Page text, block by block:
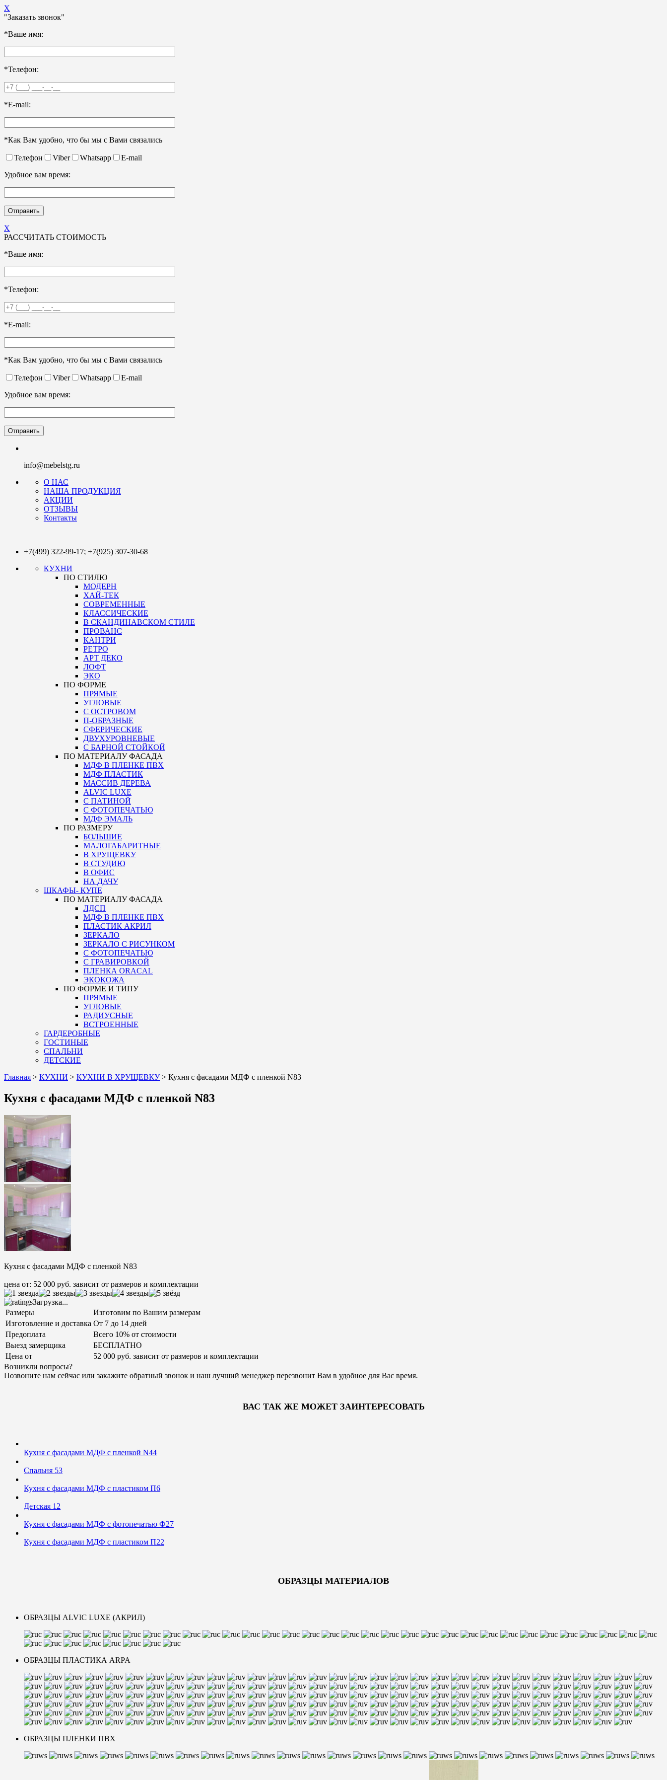
X
"Заказать звонок"
*Ваше имя:
*Телефон:
*E-mail:
*Как Вам удобно, что бы мы с Вами связались
Телефон Viber Whatsapp
E-mail
Удобное вам время:
X
РАССЧИТАТЬ СТОИМОСТЬ
*Ваше имя:
*Телефон:
*E-mail:
*Как Вам удобно, что бы мы с Вами связались
Телефон Viber Whatsapp
E-mail
Удобное вам время:
info@mebelstg.ru
О НАС
НАША ПРОДУКЦИЯ
АКЦИИ
ОТЗЫВЫ
Контакты
+7(499) 322-99-17; +7(925) 307-30-68
КУХНИ
ПО СТИЛЮ
МОДЕРН
ХАЙ-ТЕК
СОВРЕМЕННЫЕ
КЛАССИЧЕСКИЕ
В СКАНДИНАВСКОМ СТИЛЕ
ПРОВАНС
КАНТРИ
РЕТРО
АРТ ДЕКО
ЛОФТ
ЭКО
ПО ФОРМЕ
ПРЯМЫЕ
УГЛОВЫЕ
С ОСТРОВОМ
П-ОБРАЗНЫЕ
СФЕРИЧЕСКИЕ
ДВУХУРОВНЕВЫЕ
С БАРНОЙ СТОЙКОЙ
ПО МАТЕРИАЛУ ФАСАДА
МДФ В ПЛЕНКЕ ПВХ
МДФ ПЛАСТИК
МАССИВ ДЕРЕВА
ALVIC LUXE
С ПАТИНОЙ
С ФОТОПЕЧАТЬЮ
МДФ ЭМАЛЬ
ПО РАЗМЕРУ
БОЛЬШИЕ
МАЛОГАБАРИТНЫЕ
В ХРУЩЕВКУ
В СТУДИЮ
В ОФИС
НА ДАЧУ
ШКАФЫ- КУПЕ
ПО МАТЕРИАЛУ ФАСАДА
ЛДСП
МДФ В ПЛЕНКЕ ПВХ
ПЛАСТИК АКРИЛ
ЗЕРКАЛО
ЗЕРКАЛО С РИСУНКОМ
С ФОТОПЕЧАТЬЮ
С ГРАВИРОВКОЙ
ПЛЕНКА ORACAL
ЭКОКОЖА
ПО ФОРМЕ И ТИПУ
ПРЯМЫЕ
УГЛОВЫЕ
РАДИУСНЫЕ
ВСТРОЕННЫЕ
ГАРДЕРОБНЫЕ
ГОСТИНЫЕ
СПАЛЬНИ
ДЕТСКИЕ
Главная > КУХНИ > КУХНИ В ХРУЩЕВКУ> Кухня с фасадами МДФ с пленкой N83
Кухня с фасадами МДФ с пленкой N83
Кухня с фасадами МДФ с пленкой N83
цена от: 52 000 руб. зависит от размеров и комплектации
Загрузка...
Размеры
Изготовим по Вашим размерам
Изготовление и доставка От 7 до 14 дней
Предоплата
Всего 10% от стоимости
Выезд замерщика
БЕСПЛАТНО
Цена от
52 000 руб. зависит от размеров и комплектации
Возникли вопросы?
Позвоните нам сейчас или закажите обратный звонок и наш лучший менеджер перезвонит Вам в удобное для Вас время.
ВАС ТАК ЖЕ МОЖЕТ ЗАИНТЕРЕСОВАТЬ
Кухня с фасадами МДФ с пленкой N44
Спальня 53
Кухня с фасадами МДФ с пластиком П6
Детская 12
Кухня с фасадами МДФ с фотопечатью Ф27
Кухня с фасадами МДФ с пластиком П22
ОБРАЗЦЫ МАТЕРИАЛОВ
ОБРАЗЦЫ ALVIC LUXE (АКРИЛ)
ОБРАЗЦЫ ПЛАСТИКА ARPA
ОБРАЗЦЫ ПЛЕНКИ ПВХ